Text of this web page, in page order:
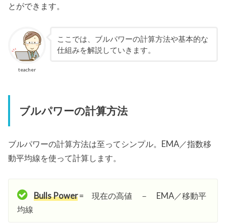
とができます。
teacher
ここでは、ブルパワーの計算方法や基本的な
仕組みを解説していきます。
ブルパワーの計算方法
ブルパワーの計算方法は至ってシンプル。EMA／指数移
動平均線を使って計算します。
Bulls Power= 現在の高値 － EMA／移動平
均線